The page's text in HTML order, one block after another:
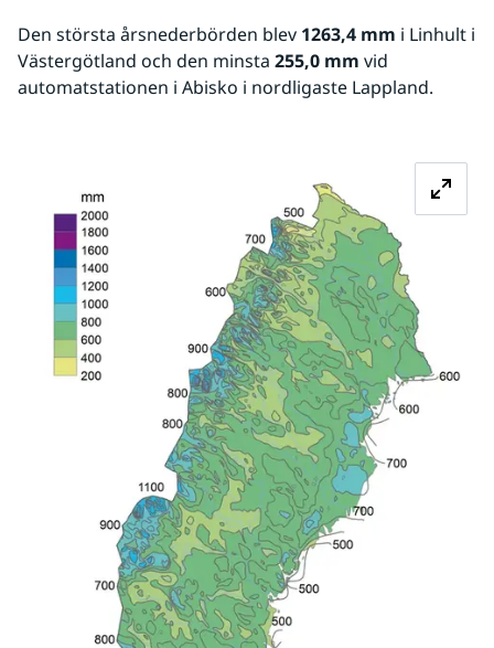
Den största årsnederbörden blev 1263,4 mm i Linhult i
Västergötland och den minsta 255,0 mm vid
automatstationen i Abisko i nordligaste Lappland.